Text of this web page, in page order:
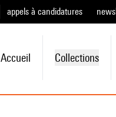
appels à candidatures
Accueil Collections